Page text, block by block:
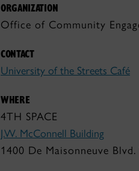
ORGANIZATION
Office of Community
CONTACT
University of the Streets Café
WHERE
4TH SPACE
J.W. McConnell Building
1400 De Maisonneuve